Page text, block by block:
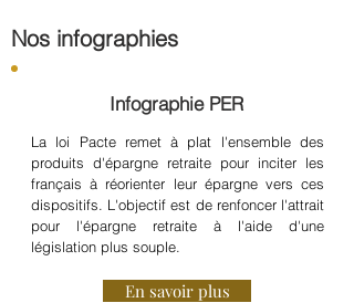
Nos infographies
Infographie PER
La loi Pacte remet à plat l'ensemble des
produits d'épargne retraite pour inciter les
français à réorienter leur épargne vers ces
dispositifs. L'objectif est de renfoncer l'attrait
pour l'épargne retraite à l'aide d'une
législation plus souple.
En savoir plus